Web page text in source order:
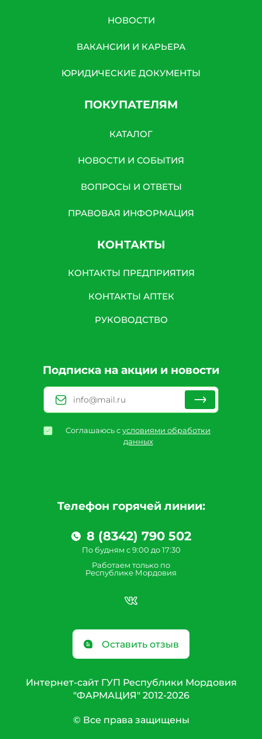
Телефон горячей линии:
8 (8342) 790 502
По будням с 9:00 до 17:30
Работаем только по
Республике Мордовия
Оставить отзыв
НОВОСТИ
ВАКАНСИИ И КАРЬЕРА
ЮРИДИЧЕСКИЕ ДОКУМЕНТЫ
ПОКУПАТЕЛЯМ
КАТАЛОГ
НОВОСТИ И СОБЫТИЯ
ВОПРОСЫ И ОТВЕТЫ
ПРАВОВАЯ ИНФОРМАЦИЯ
КОНТАКТЫ
КОНТАКТЫ ПРЕДПРИЯТИЯ
КОНТАКТЫ АПТЕК
РУКОВОДСТВО
Подписка на акции и новости
Соглашаюсь сусловиями обработки
данных
Интернет-сайт ГУП Республики Мордовия
"ФАРМАЦИЯ" 2012-2026
© Все права защищены